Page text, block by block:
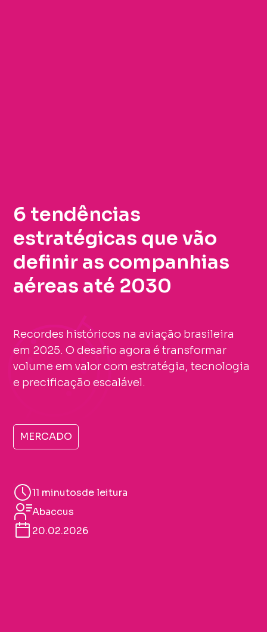
6 tendências
estratégicas que vão
definir as companhias
aéreas até 2030
Recordes históricos na aviação brasileira
em 2025. O desafio agora é transformar
volume em valor com estratégia, tecnologia
e precificação escalável.
MERCADO
11 minutosde leitura
Abaccus
20.02.2026